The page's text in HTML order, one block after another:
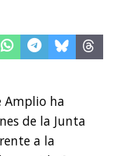
Amplio ha
de la Junta
a la